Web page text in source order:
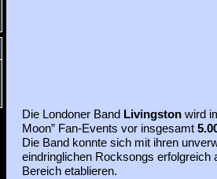
Die Londoner Band Livingston wird
Moon” Fan-Events vor insgesamt
Die Band konnte sich mit ihren
eindringlichen Rocksongs erfolgreich
Bereich etablieren.